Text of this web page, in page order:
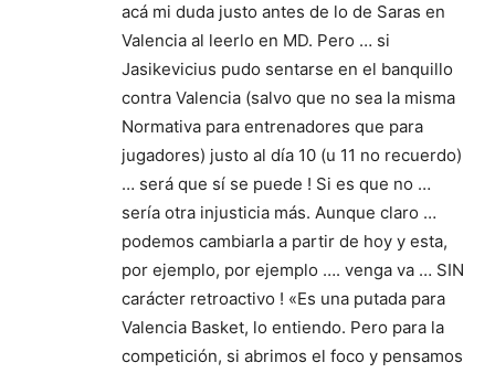
acá mi duda justo antes de lo de Saras en
Valencia al leerlo en MD. Pero … si
Jasikevicius pudo sentarse en el banquillo
contra Valencia (salvo que no sea la misma
Normativa para entrenadores que para
jugadores) justo al día 10 (u 11 no recuerdo)
… será que sí se puede ! Si es que no …
sería otra injusticia más. Aunque claro …
podemos cambiarla a partir de hoy y esta,
por ejemplo, por ejemplo …. venga va … SIN
carácter retroactivo ! «Es una putada para
Valencia Basket, lo entiendo. Pero para la
competición, si abrimos el foco y pensamos